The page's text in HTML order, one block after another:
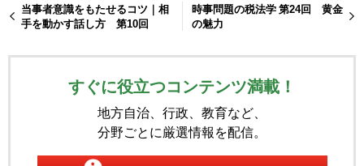
当事者意識をもたせるコツ｜相
手を動かす話し方 第10回
時事問題の税法学 第24回 黄金
の魅力
すぐに役立つコンテンツ満載！
地方自治、行政、教育など、
分野ごとに厳選情報を配信。